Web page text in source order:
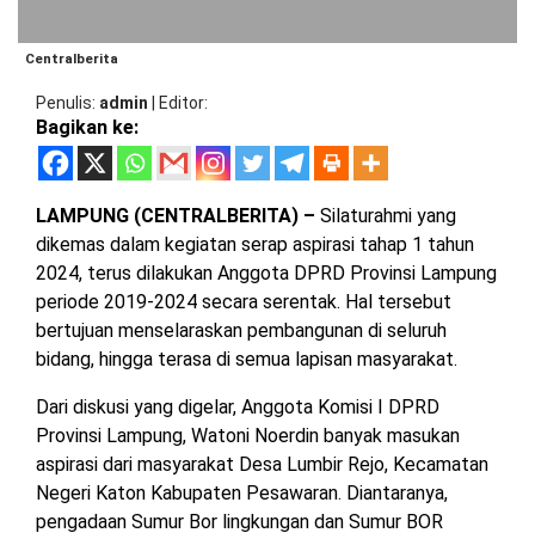
LAMPUNG
LAMPUNG
TIMUR
LAMPUNG
UTARA
MESUJI
PESISIR
TULANG
BAWANG
TULANG
LAMSEL
DPRD
DPRD
LAMBAR
DPRD
LAMTIM
DPRD
LAMPUNG
UTARA
DPRD
Centralberita
Penulis admin | Editor
Bagikan ke:
LAMPUNG (CENTRALBERITA) – Silaturahmi yang
dikemas dalam kegiatan serap aspirasi tahap 1 tahun
2024, terus dilakukan Anggota DPRD Provinsi Lampung
periode 2019-2024 secara serentak. Hal tersebut
bertujuan menselaraskan pembangunan di seluruh
bidang, hingga terasa di semua lapisan masyarakat.
Dari diskusi yang digelar, Anggota Komisi I DPRD
Provinsi Lampung, Watoni Noerdin banyak masukan
aspirasi dari masyarakat Desa Lumbir Rejo, Kecamatan
Negeri Katon Kabupaten Pesawaran. Diantaranya,
pengadaan Sumur Bor lingkungan dan Sumur BOR